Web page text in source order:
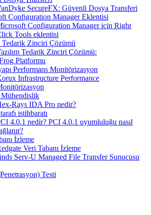
SecureFX: Güvenli Dosya Transferi
Configuration Manager Eklentisi
Configuration Manager için Right
Tools eklentisi
Tedarik Zinciri Çözümü
Tedarik Zinciri Çözümü:
Platformu
Performans Monitörizasyon
Infrastructure Performance
Mühendislik
Rays IDA Pro nedir?
istihbaratı
4.0.1 nedir? PCI 4.0.1 uyumluluğu nasıl
İzleme
Veri Tabanı İzleme
Serv-U Managed File Transfer Sunucusu
Testi